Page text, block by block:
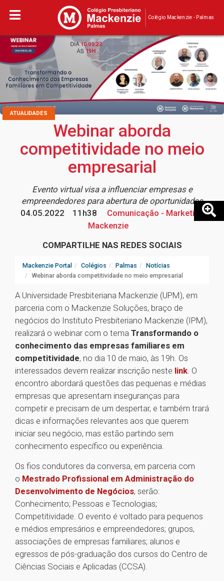
Colégio Mackenzie - Palmas
ATUALIDADES
Webinar aborda
competitividade no meio
empresarial
Evento virtual visa a influenciar empresas e
empreendedores para abertura de oportunidades
04.05.2022
11h38
Comunicação - Marketing
Mackenzie
COMPARTILHE NAS REDES SOCIAIS
Mackenzie Portal Colégios Palmas
Notícias
Webinar aborda competitividade no meio empresarial
A Universidade Presbiteriana Mackenzie (UPM), em
parceria com o Mackenzie Soluções, braço de
negócios do Instituto Presbiteriano Mackenzie (IPM),
realizará o webinar com o tema Transformando o
conhecimento das empresas familiares em
competitividade, no dia 10 de maio, às 19h. Os
interessados devem realizar inscrição neste link. O
encontro abordará questões das pequenas e médias
empresas que apresentam inseguranças para
competir e precisam de um despertar, e também trará
dicas e informações relevantes aos que querem
iniciar seu negócio, mas estão partindo sem
conhecimento específico ou experiência.
Os fios condutores da conversa, em parceria com
o Mestrado Profissional em Administração do
Desenvolvimento de Negócios, serão:
Conhecimento; Pessoas e Tecnologias;
Competitividade. O evento é voltado para pequenos
e médios empresários e empreendedores; grupos,
associações de empresas familiares; alunos e
egressos de pós-graduação dos cursos do Centro de
Ciências Sociais e Aplicadas (CCSA).